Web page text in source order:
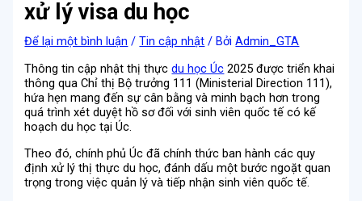
xử lý visa du học
Để lại một bình luận /Tin cập nhật / BởiAdmin_GTA
Thông tin cập nhật thị thựcdu học Úc 2025 được triển khai
thông qua Chỉ thị Bộ trưởng 111 (Ministerial Direction 111),
hứa hẹn mang đến sự cân bằng và minh bạch hơn trong
quá trình xét duyệt hồ sơ đối với sinh viên quốc tế có kế
hoạch du học tại Úc.
Theo đó, chính phủ Úc đã chính thức ban hành các quy
định xử lý thị thực du học, đánh dấu một bước ngoặt quan
trọng trong việc quản lý và tiếp nhận sinh viên quốc tế.